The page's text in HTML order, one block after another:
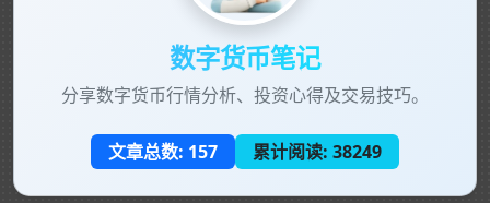
数字货币笔记
分享数字货币行情分析、投资心得及交易技巧。
文章总数: 157 累计阅读: 38249